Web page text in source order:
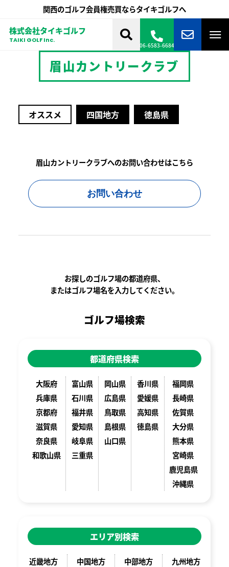
関西のゴルフ会員権売買ならタイキゴルフへ
株式会社タイキゴルフ
TAIKI GOLF Inc.
06-6583-6684
眉山カントリークラブ
オススメ 四国地方 徳島県
眉山カントリークラブへのお問い合わせはこちら
お問い合わせ
お探しのゴルフ場の都道府県、
またはゴルフ場名を入力してください。
ゴルフ場検索
都道府県検索
大阪府
兵庫県
京都府
滋賀県
奈良県
和歌山県
富山県
石川県
福井県
愛知県
岐阜県
三重県
岡山県
広島県
鳥取県
島根県
山口県
香川県
愛媛県
高知県
徳島県
福岡県
長崎県
佐賀県
大分県
熊本県
宮崎県
鹿児島県
沖縄県
エリア別検索
近畿地方 中国地方 中部地方
九州地方